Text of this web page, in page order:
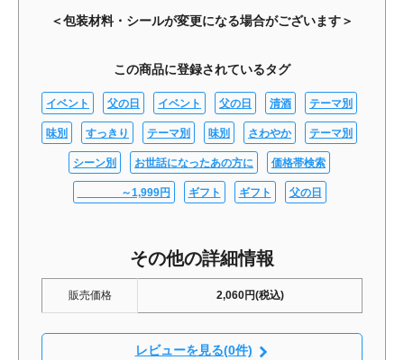
＜包装材料・シールが変更になる場合がございます＞
この商品に登録されているタグ
イベント 父の日 イベント 父の日 清酒 テーマ別
味別 すっきり テーマ別 味別 さわやか テーマ別
シーン別 お世話になったあの方に 価格帯検索
～1,999円 ギフト ギフト 父の日
その他の詳細情報
販売価格 2,060円(税込)
レビューを見る(0件)